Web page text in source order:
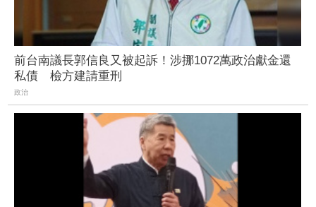
前台南議長郭信良又被起訴！涉挪1072萬政治獻金還
私債 檢方建請重刑
政治